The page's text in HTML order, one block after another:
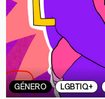
GÉNERO LGBTIQ+